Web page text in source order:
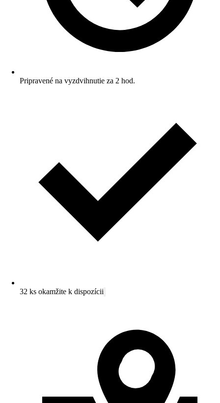
Pripravené na vyzdvihnutie za 2 hod.
32 ks okamžite k dispozícii